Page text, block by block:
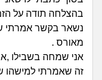
בהצלחה תודה על
נשאר בקשר אמרתי
מאורס .
אני שמחה בשבילו
זה שאמרתי למישהו